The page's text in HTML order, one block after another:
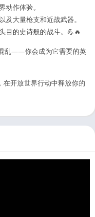
作体验。
大量枪支和近战武器。
目的史诗般的战斗。💪🔥
乱——你会成为它需要的英
开放世界行动中释放你的